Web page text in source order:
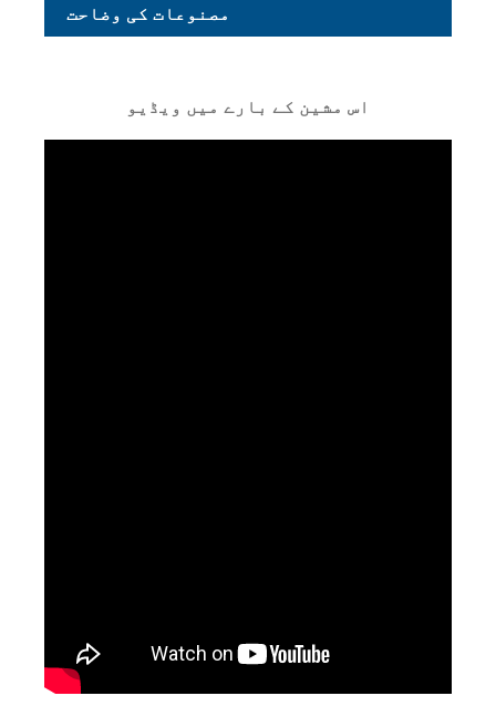
مصنوعات کی وضاحت
اس مشین کے بارے میں ویڈیو